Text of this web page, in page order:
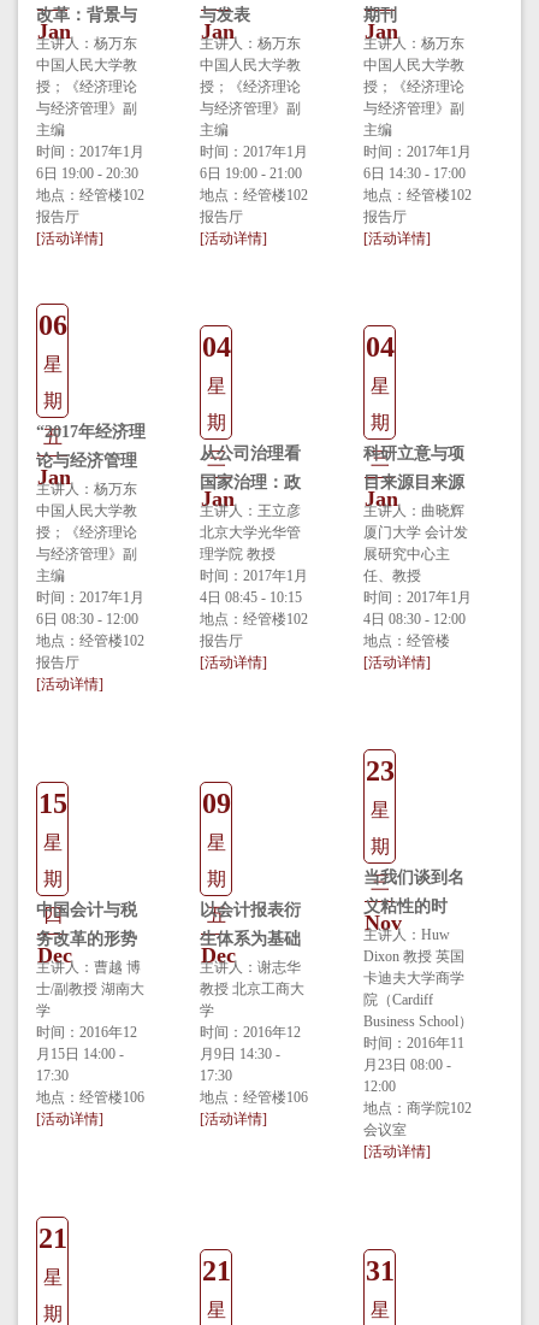
Jan
改革：背景与
内容
主讲人：杨万东
中国人民大学教
授；《经济理论
与经济管理》副
主编
时间：2017年1月
6日 19:00 - 20:30
地点：经管楼102
报告厅
[活动详情]
Jan
与发表
主讲人：杨万东
中国人民大学教
授；《经济理论
与经济管理》副
主编
时间：2017年1月
6日 19:00 - 21:00
地点：经管楼102
报告厅
[活动详情]
Jan
期刊
主讲人：杨万东
中国人民大学教
授；《经济理论
与经济管理》副
主编
时间：2017年1月
6日 14:30 - 17:00
地点：经管楼102
报告厅
[活动详情]
06
星
期
五
Jan
“2017年经济理
论与经济管理
年会”安排商讨
主讲人：杨万东
中国人民大学教
授；《经济理论
与经济管理》副
主编
时间：2017年1月
6日 08:30 - 12:00
地点：经管楼102
报告厅
[活动详情]
04
星
期
三
Jan
从公司治理看
国家治理：政
府审计独立性
视角
主讲人：王立彦
北京大学光华管
理学院 教授
时间：2017年1月
4日 08:45 - 10:15
地点：经管楼102
报告厅
[活动详情]
04
星
期
三
Jan
科研立意与项
目来源目来源
主讲人：曲晓辉
厦门大学 会计发
展研究中心主
任、教授
时间：2017年1月
4日 08:30 - 12:00
地点：经管楼
[活动详情]
15
星
期
四
Dec
中国会计与税
务改革的形势
及艰巨任务
主讲人：曹越 博
士/副教授 湖南大
学
时间：2016年12
月15日 14:00 -
17:30
地点：经管楼106
[活动详情]
09
星
期
五
Dec
以会计报表衍
生体系为基础
的企业信息体
系再造
主讲人：谢志华
教授 北京工商大
学
时间：2016年12
月9日 14:30 -
17:30
地点：经管楼106
[活动详情]
23
星
期
三
Nov
当我们谈到名
义粘性的时
候，我们在谈
什么 （Why
nominal
rigidity is
important in
economics and
how to
measure it）
主讲人：Huw
Dixon 教授 英国
卡迪夫大学商学
院（Cardiff
Business School）
时间：2016年11
月23日 08:00 -
12:00
地点：商学院102
会议室
[活动详情]
21
星
期
21
星
31
星